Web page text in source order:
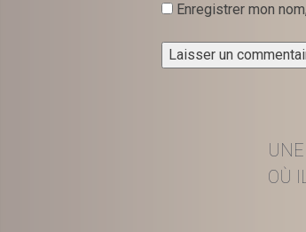
Enregistrer mon
OÙ